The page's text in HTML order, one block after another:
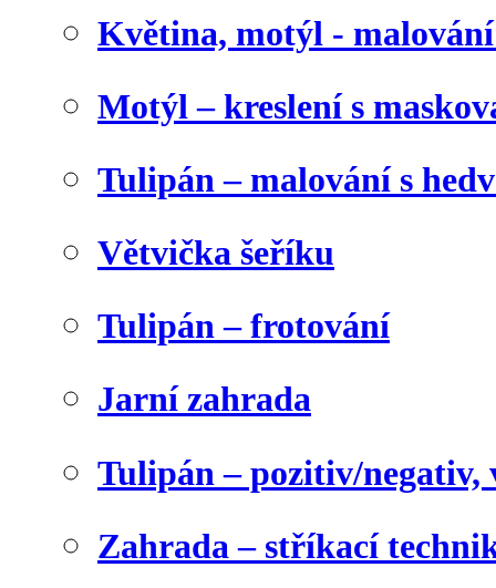
Květina, motýl -
Motýl – kreslení s
Tulipán – malování s
Větvička šeříku
Tulipán – frotování
Jarní zahrada
Tulipán – pozitiv/negativ,
Zahrada – stříkací